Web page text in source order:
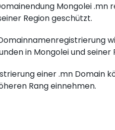
Mongolei
Region geschützt.
in Mongolei und seiner
einer .mn Domain
Rang einnehmen.